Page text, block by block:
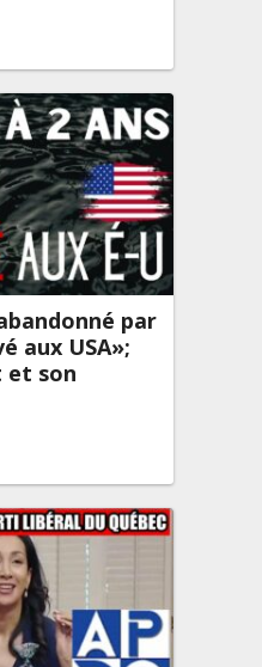
par
aux USA»;
et son